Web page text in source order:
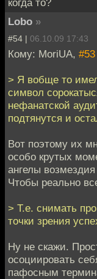
Lobo »
#54 | 06.10.09 17:43
Кому: MoriUA, #53
> Я вобще то
символ
нефанатской
подтянутся и
Вот поэтому их
особо крутых
ангелы
Чтобы реально
> Т.е. снимать
точки зрения
Ну не скажи.
осоциировать
пафосным